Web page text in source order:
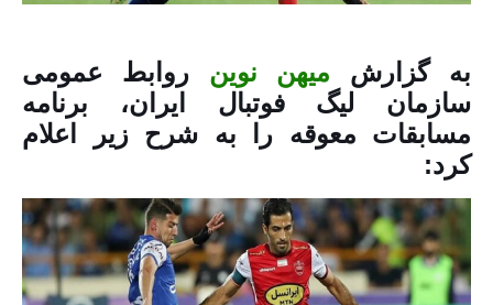
به گزارش میهن نوین روابط عمومی
سازمان لیگ فوتبال ایران، برنامه
مسابقات معوقه را به شرح زیر اعلام
کرد: